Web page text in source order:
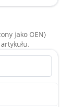
jako OEN)